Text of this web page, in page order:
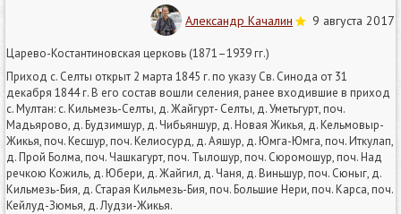
Александр Качалин 9 августа 2017
Царево-Костантиновская церковь (1871–1939 гг.)
Приход с. Селты открыт 2 марта 1845 г. по указу Св. Синода от 31
декабря 1844 г. В его состав вошли селения, ранее входившие в приход
с. Мултан: с. Кильмезь-Селты, д. Жайгурт- Селты, д. Уметьгурт, поч.
Мадьярово, д. Будзимшур, д. Чибьяншур, д. Новая Жикья, д. Кельмовыр-
Жикья, поч. Кесшур, поч. Келиосурд, д. Аяшур, д. Юмга-Юмга, поч. Иткулап,
д. Прой Болма, поч. Чашкагурт, поч. Тылошур, поч. Сюромошур, поч. Над
речкою Кожиль, д. Юбери, д. Жайгил, д. Чаня, д. Виньшур, поч. Сюныг, д.
Кильмезь-Бия, д. Старая Кильмезь-Бия, поч. Большие Нери, поч. Карса, поч.
Кейлуд-Зюмья, д. Лудзи-Жикья.